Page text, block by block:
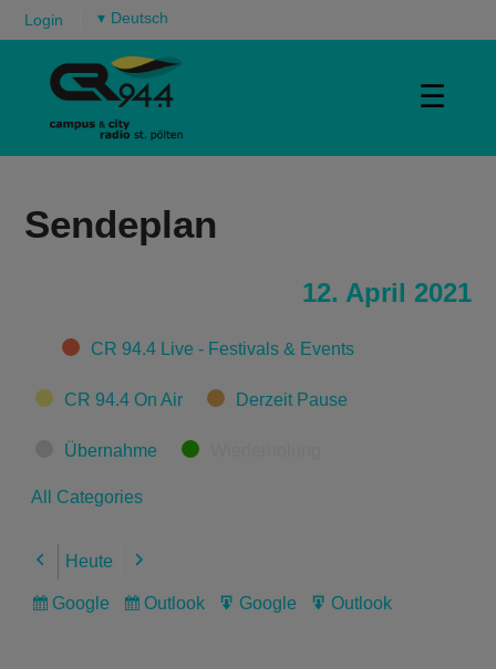
Login ▾
☰
Sendeplan
12. April 2021
CategoriesCR 94.4 Live - Festivals & Events
CR 94.4 On Air Derzeit Pause
Übernahme
All Categories
Previous
Heute Next
Subscribe
Google
Subscribe
Outlook
Export
Google
Export
Outlook